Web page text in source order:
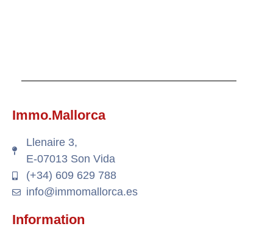
Immo.Mallorca
Llenaire 3,
E-07013 Son Vida
(+34) 609 629 788
info@immomallorca.es
Information